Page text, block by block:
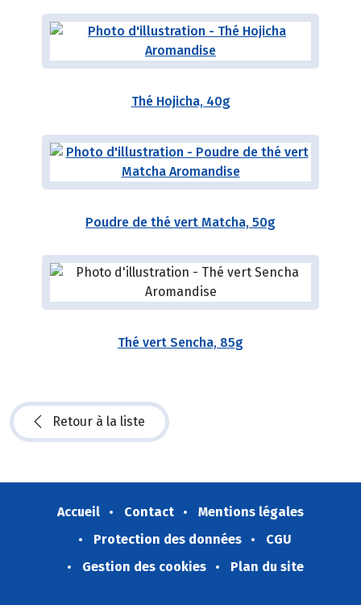
Thé Hojicha, 40g
Poudre de thé vert Matcha, 50g
Thé vert Sencha, 85g
Retour à la liste
Accueil Contact
Mentions légales
Protection des données
CGU
Gestion des cookies
Plan du site